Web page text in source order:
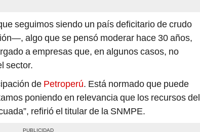
seguimos siendo un país deficitario de crudo
algo que se pensó moderar hace 30 años,
a empresas que, en algunos casos, no
sector.
de Petroperú. Está normado que puede
poniendo en relevancia que los recursos del
refirió el titular de la SNMPE.